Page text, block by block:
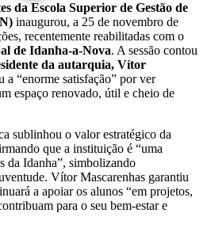
da Escola Superior de Gestão de
inaugurou, a 25 de novembro de
recentemente reabilitadas com o
de Idanha-a-Nova. A sessão contou
da autarquia, Vítor
a “enorme satisfação” por ver
espaço renovado, útil e cheio de
sublinhou o valor estratégico da
que a instituição é “uma
da Idanha”, simbolizando
Vítor Mascarenhas garantiu
a apoiar os alunos “em projetos,
para o seu bem-estar e